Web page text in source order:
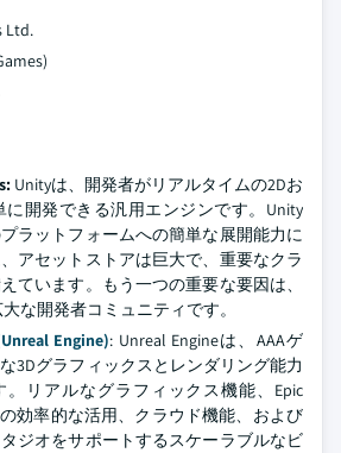
Ltd.
Unityは、開発者がリアルタイムの2Dお
に開発できる汎用エンジンです。Unity
ラットフォームへの簡単な展開能力に
アセットストアは巨大で、重要なクラ
ています。もう一つの重要な要因は、
な開発者コミュニティです。
Engine): Unreal Engineは、AAAゲ
3Dグラフィックスとレンダリング能力
。リアルなグラフィックス機能、Epic
効率的な活用、クラウド機能、および
ジオをサポートするスケーラブルなビ